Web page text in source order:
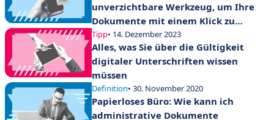
unverzichtbare Werkzeug, um Ihre
Dokumente mit einem Klick zu
validieren
Tipp• 14. Dezember 2023
Alles, was Sie über die Gültigkeit
digitaler Unterschriften wissen
müssen
Definition• 30. November 2020
Papierloses Büro: Wie kann ich
administrative Dokumente